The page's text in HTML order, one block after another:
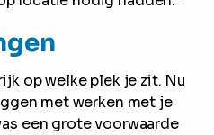
op welke plek je zit. Nu
met werken met je
een grote voorwaarde